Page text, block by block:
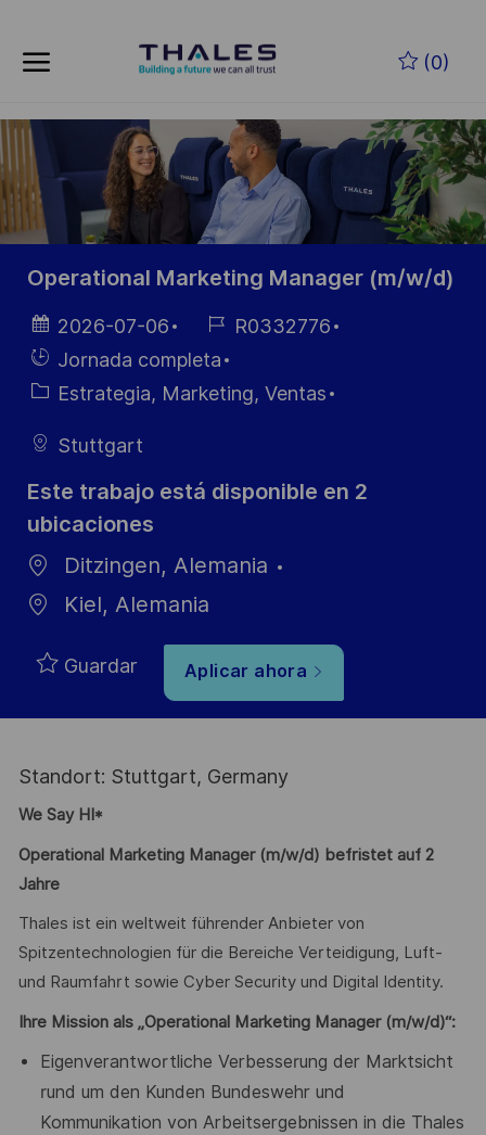
(0)
-
Operational Marketing Manager (m/w/d)
Fecha de
publicación
2026-07-06
ID de
empleo
R0332776
Hiring
Type
Jornada completa
Categoría
Estrategia, Marketing, Ventas
Stuttgart
Este trabajo está disponible en 2
ubicaciones
Ditzingen, Alemania
Kiel, Alemania
Guardar Aplicar ahora
Standort: Stuttgart, Germany
We Say HI*
Operational Marketing Manager (m/w/d) befristet auf 2
Jahre
Thales ist ein weltweit führender Anbieter von
Spitzentechnologien für die Bereiche Verteidigung, Luft-
und Raumfahrt sowie Cyber Security und Digital Identity.
Ihre Mission als „Operational Marketing Manager (m/w/d)“:
Eigenverantwortliche Verbesserung der Marktsicht
rund um den Kunden Bundeswehr und
Kommunikation von Arbeitsergebnissen in die Thales